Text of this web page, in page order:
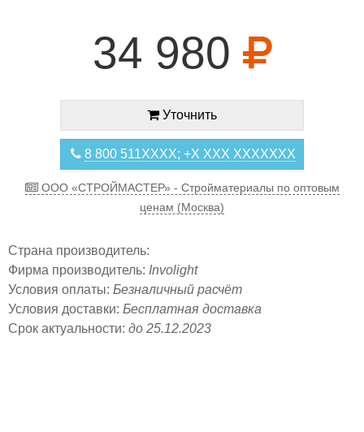
34 980
Уточнить
8 800 511XXXX; +X XXX XXXXXXX
ООО «СТРОЙМАСТЕР» - Стройматериалы по оптовым
ценам (Москва)
Страна производитель:
Фирма производитель: Involight
Условия оплаты: Безналичный расчёт
Условия доставки: Бесплатная доставка
Срок актуальности: до 25.12.2023